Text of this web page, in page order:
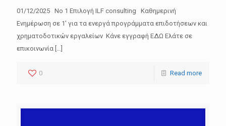
01/12/2025 No 1 Επιλογή ILF consulting Καθημερινή
Ενημέρωση σε 1′ για τα ενεργά προγράμματα επιδοτήσεων και
χρηματοδοτικών εργαλείων Κάνε εγγραφή ΕΔΩ Ελάτε σε
επικοινωνία […]
0 Read more